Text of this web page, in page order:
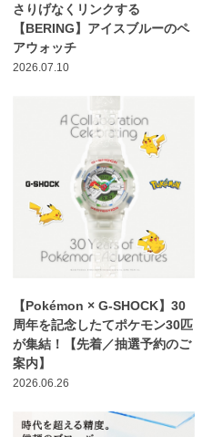
さりげなくリンクする
【BERING】アイスブルーのペ
アウォッチ
2026.07.10
【Pokémon × G-SHOCK】30
周年を記念したてポケモン30匹
が集結！【先着／抽選予約のご
案内】
2026.06.26